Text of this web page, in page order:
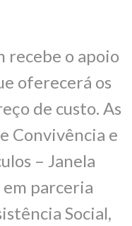
recebe o apoio
oferecerá os
de custo. As
Convivência e
– Janela
parceria
Social,